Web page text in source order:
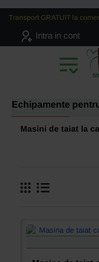
Transport GRATUIT la
Intra in cont
Echipamente
Masini de taiat la